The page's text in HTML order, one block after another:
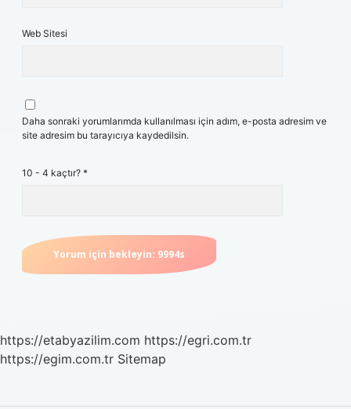
Web Sitesi
Daha sonraki yorumlarımda kullanılması için adım, e-posta adresim ve
site adresim bu tarayıcıya kaydedilsin.
10 - 4 kaçtır? *
https://etabyazilim.com https://egri.com.tr
https://egim.com.tr Sitemap